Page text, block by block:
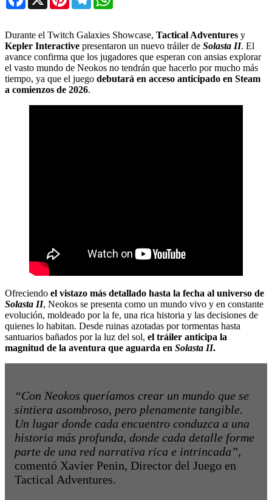
Durante el Twitch Galaxies Showcase, Tactical Adventures y
Kepler Interactive presentaron un nuevo tráiler de Solasta II. El
avance confirma que los jugadores que esperan con ansias explorar
el vasto mundo de Neokos no tendrán que hacerlo por mucho más
tiempo, ya que el juego debutará en acceso anticipado en Steam
a comienzos de 2026.
Ofreciendo el vistazo más detallado hasta la fecha al universo de
Solasta II, Neokos se presenta como un mundo vivo y en constante
evolución, moldeado por la fe, una rica historia y las decisiones de
quienes lo habitan. Desde ruinas azotadas por tormentas hasta
santuarios bañados por la luz del sol, el tráiler anticipa la
magnitud de la aventura que aguarda en Solasta II.
“Con Neokos queríamos crear un mundo que se
sintiera asombroso, pero plenamente tangible.
Un lugar donde cada encuentro conduzca a una
historia más profunda, donde cada detalle forme
parte de una red narrativa rica e intrincada”,
comentó Xavier Penin, Director del Juego en
Tactical Adventures.